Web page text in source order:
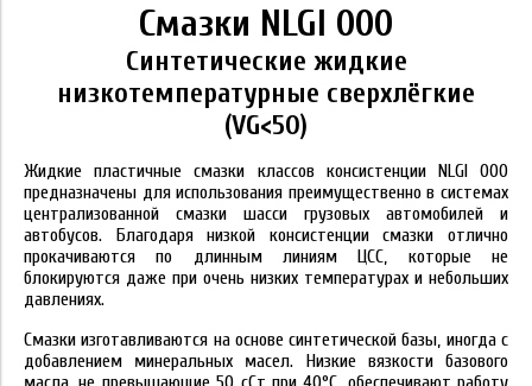
Смазки NLGI 000
Синтетические жидкие
низкотемпературные сверхлёгкие
(VG<50)
Жидкие пластичные смазки классов консистенции NLGI000
предназначены для использования преимущественно в системах
централизованной смазки шасси грузовых автомобилей и
автобусов. Благодаря низкой консистенции смазки отлично
прокачиваются по длинным линиям ЦСС, которые не
блокируются даже при очень низких температурах и небольших
давлениях.
Смазки изготавливаются на основе синтетической базы, иногда с
добавлением минеральных масел. Низкие вязкости базового